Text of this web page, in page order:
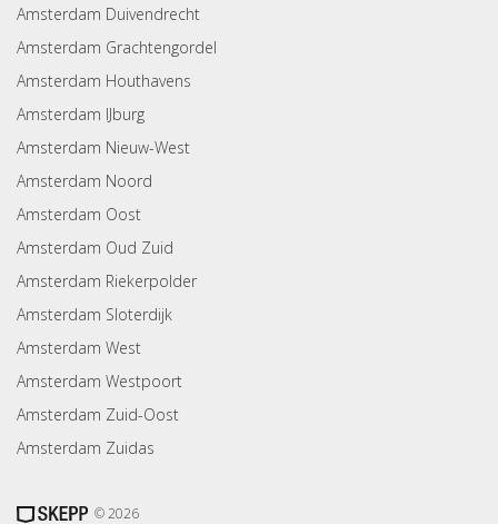
Amsterdam Duivendrecht
Amsterdam Grachtengordel
Amsterdam Houthavens
Amsterdam IJburg
Amsterdam Nieuw-West
Amsterdam Noord
Amsterdam Oost
Amsterdam Oud Zuid
Amsterdam Riekerpolder
Amsterdam Sloterdijk
Amsterdam West
Amsterdam Westpoort
Amsterdam Zuid-Oost
Amsterdam Zuidas
© 2026